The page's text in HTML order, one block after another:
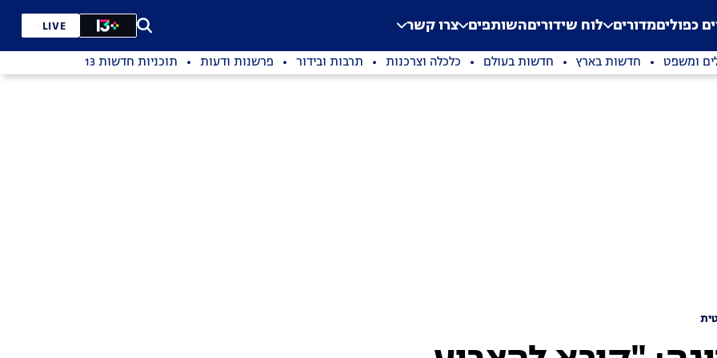
Application error: a
. כפוליםמדורים לוח שידוריםהשותפים צרו קשר LIVE
ומשפט חדשות בארץ חדשות בעולם כלכלה וצרכנות תרבות ובידור פרשנות ודעות תוכניות חדשות 13